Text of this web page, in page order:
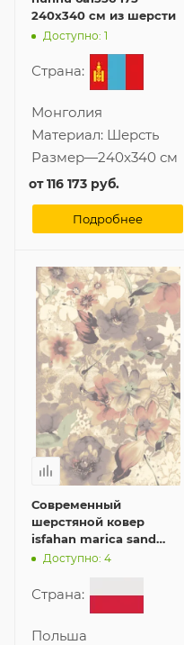
240x340 см из шерсти
Доступно: 1
Страна:
Монголия
Материал: Шерсть
Размер—240x340 см
от116 173 руб.
Подробнее
Современный
шерстяной ковер
isfahan marica sand
200x300 см
Доступно: 4
Страна:
Польша